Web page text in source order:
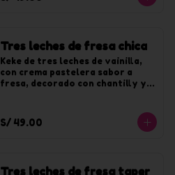
Tres leches de fresa chica
Keke de tres leches de vainilla,
con crema pastelera sabor a
fresa, decorado con chantilly y
S/ 49.00
Tres leches de fresa taper